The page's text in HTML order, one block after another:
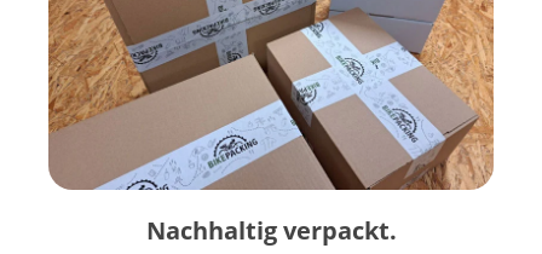
Nachhaltig verpackt.